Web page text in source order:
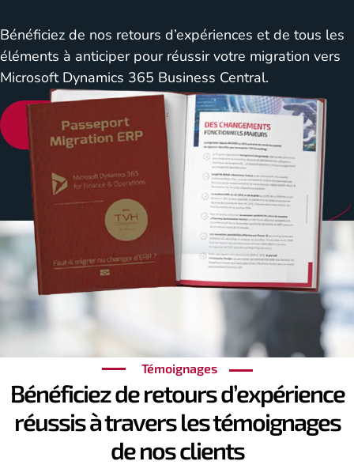
Bénéficiez de nos retours d’expériences et de tous les
éléments à anticiper pour réussir votre migration vers
Microsoft Dynamics 365 Business Central.
En savoir plus
Témoignages
Bénéficiez de retours d’expérience
réussis à travers les témoignages
de nos clients